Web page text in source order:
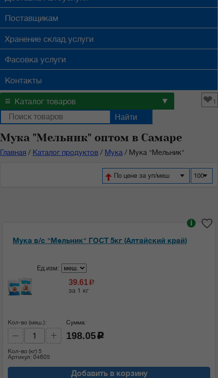
Поставщикам
Хранение склад.услуги
Фасовка услуги
Контакты
≡ Каталог товаров ▼ ❤1
Мука "Мельник" оптом в Самаре
Главная / Каталог продуктов / Мука / Мука "Мельник"
100
По цене за уп/меш
Мука в/с "Мельник" ГОСТ 5кг (Алтайский край)
i
Ед.изм:
39.61c
за 1 кг
Кол-во (меш.):
Кол-во (кг) 5
Артикул: 04605
Сумма:
198.05 c
Добавить в корзину